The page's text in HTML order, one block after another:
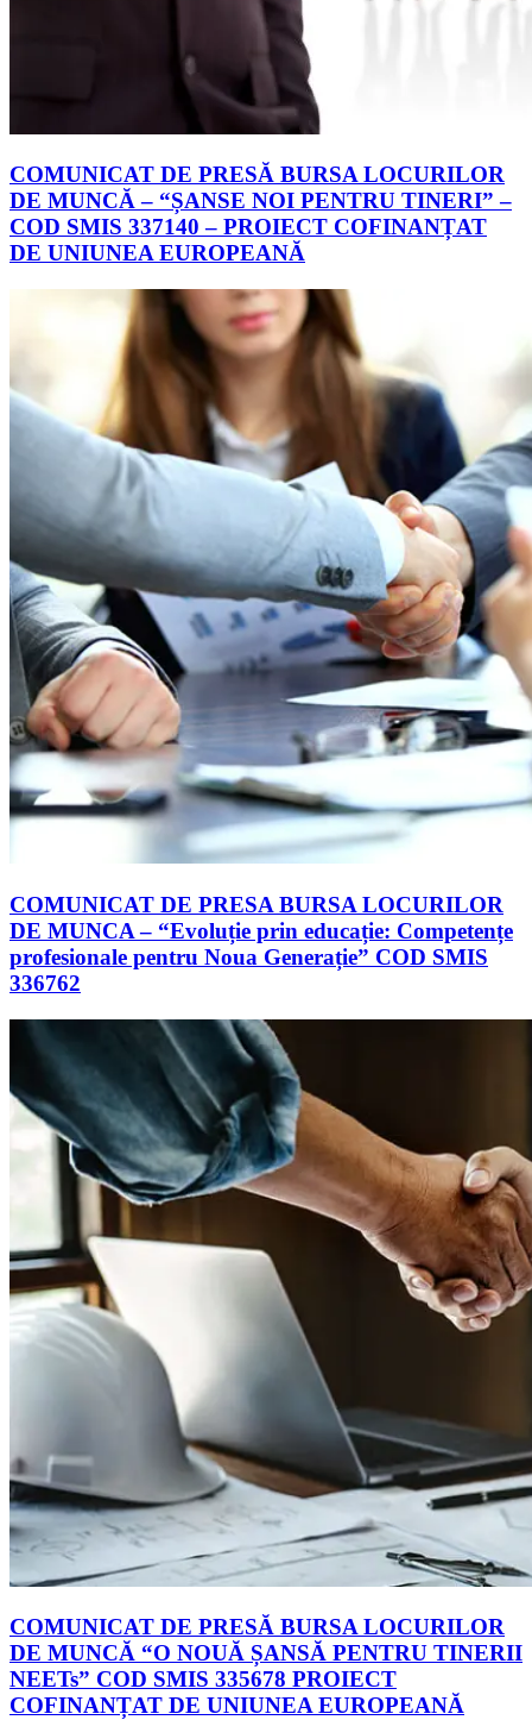
COMUNICAT DE PRESĂ BURSA LOCURILOR
DE MUNCĂ – “ȘANSE NOI PENTRU TINERI” –
COD SMIS 337140 – PROIECT COFINANȚAT
DE UNIUNEA EUROPEANĂ
COMUNICAT DE PRESA BURSA LOCURILOR
DE MUNCA – “Evoluție prin educație: Competențe
profesionale pentru Noua Generație” COD SMIS
336762
COMUNICAT DE PRESĂ BURSA LOCURILOR
DE MUNCĂ “O NOUĂ ȘANSĂ PENTRU TINERII
NEETs” COD SMIS 335678 PROIECT
COFINANȚAT DE UNIUNEA EUROPEANĂ